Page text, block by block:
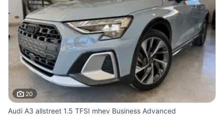
20
Audi A3 allstreet 1.5 TFSI mhev Business Advanced